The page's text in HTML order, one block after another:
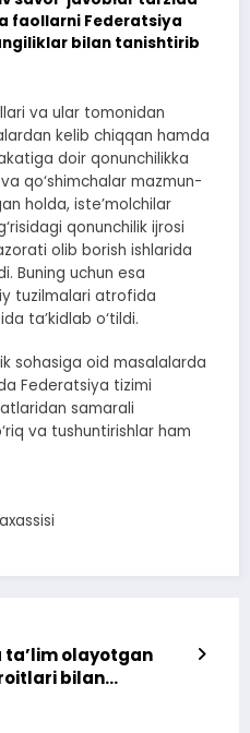
faollarni Federatsiya
bilan tanishtirib
va ular tomonidan
kelib chiqqan hamda
doir qonunchilikka
qo‘shimchalar mazmun-
holda, iste’molchilar
qonunchilik ijrosi
olib borish ishlarida
Buning uchun esa
tuzilmalari atrofida
ta’kidlab o‘tildi.
sohasiga oid masalalarda
Federatsiya tizimi
samarali
va tushuntirishlar ham
olayotgan
bilan